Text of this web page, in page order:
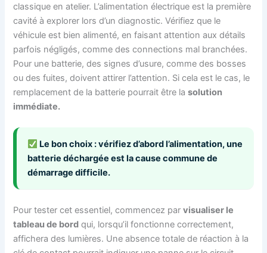
classique en atelier. L’alimentation électrique est la première
cavité à explorer lors d’un diagnostic. Vérifiez que le
véhicule est bien alimenté, en faisant attention aux détails
parfois négligés, comme des connections mal branchées.
Pour une batterie, des signes d’usure, comme des bosses
ou des fuites, doivent attirer l’attention. Si cela est le cas, le
remplacement de la batterie pourrait être lasolution
immédiate.
Le bon choix : vérifiez d’abord l’alimentation, une
batterie déchargée est la cause commune de
démarrage difficile.
Pour tester cet essentiel, commencez parvisualiser le
tableau de bord qui, lorsqu’il fonctionne correctement,
affichera des lumières. Une absence totale de réaction à la